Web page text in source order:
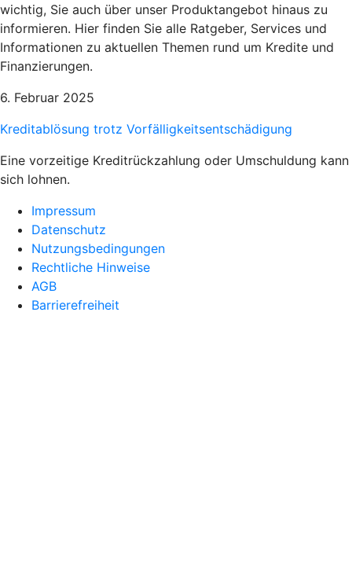
wichtig, Sie auch über unser Produktangebot hinaus zu
informieren. Hier finden Sie alle Ratgeber, Services und
Informationen zu aktuellen Themen rund um Kredite und
Finanzierungen.
6. Februar 2025
Kreditablösung trotz Vorfälligkeitsentschädigung
Eine vorzeitige Kreditrückzahlung oder Umschuldung kann
sich lohnen.
Impressum
Datenschutz
Nutzungsbedingungen
Rechtliche Hinweise
AGB
Barrierefreiheit